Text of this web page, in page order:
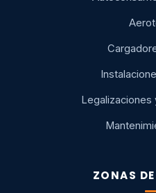
Legalizaciones
ZONAS